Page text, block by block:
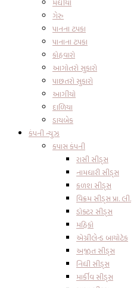
મધીયો
ગેરુ
પાનના ટપકા
પાનાના ટપકા
કોહવારો
આગોતરો સુકારો
પાછતરો સુકારો
આગીયો
દાળિયા
ડાયબેક
કંપની ન્યુઝ
કપાસ કંપની
રાસી સીડ્સ
નામધારી સીડ્સ
કળશ સીડ્સ
વિક્રમ સીડ્સ પ્રા. લી.
ડોક્ટર સીડ્સ
મહિકો
એગ્રીલેન્ડ બાયોટેક
અજીત સીડ્સ
નિધી સીડ્સ
માર્કીવ સીડ્સ